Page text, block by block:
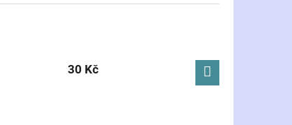
30 Kč